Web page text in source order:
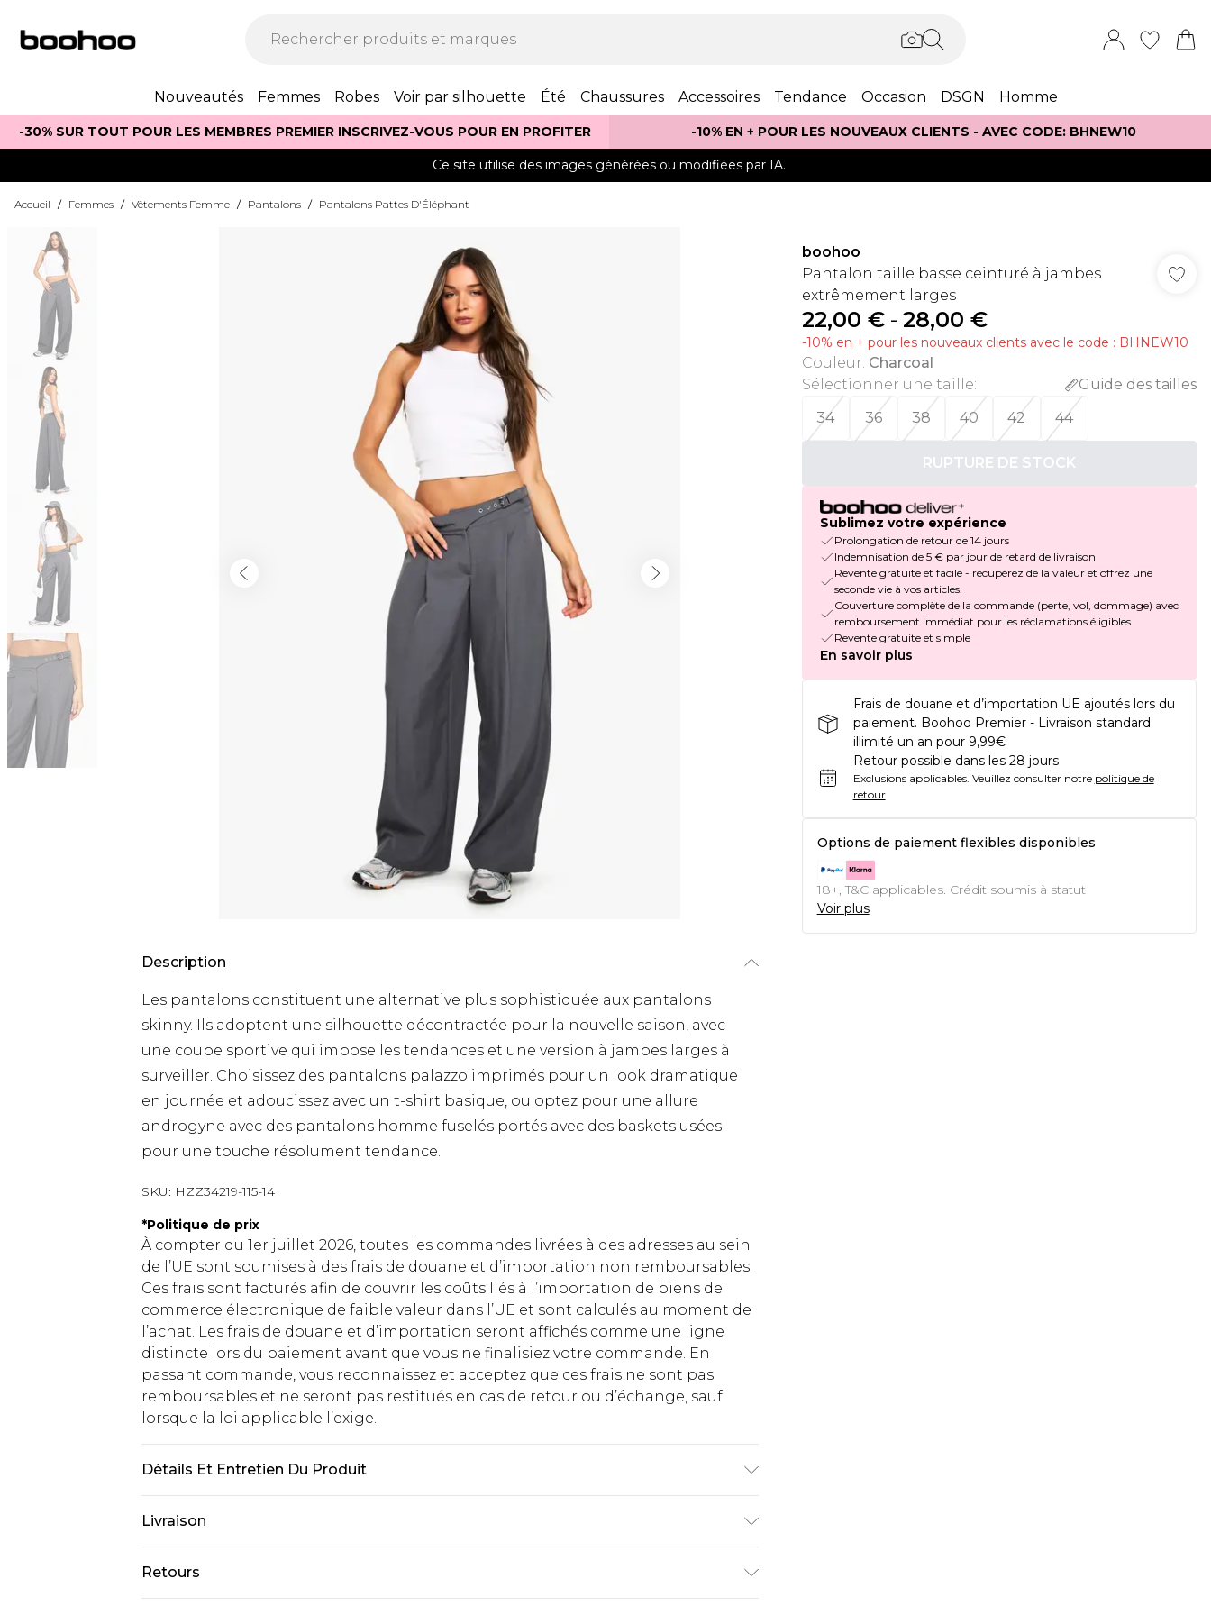
Nouveautés Femmes Robes Voir par silhouette Été Chaussures Accessoires Tendance Occasion DSGN Homme
-30% SUR TOUT POUR LES MEMBRES PREMIER INSCRIVEZ-VOUS POUR EN PROFITER -10% EN + POUR LES NOUVEAUX CLIENTS - AVEC CODE: BHNEW10
Ce site utilise des images générées ou modifiées par IA.
Accueil / Femmes / Vêtements Femme / Pantalons / Pantalons Pattes D'Éléphant
Description
Les pantalons constituent une alternative plus sophistiquée aux pantalons
skinny. Ils adoptent une silhouette décontractée pour la nouvelle saison, avec
une coupe sportive qui impose les tendances et une version à jambes larges à
surveiller. Choisissez des pantalons palazzo imprimés pour un look dramatique
en journée et adoucissez avec un t-shirt basique, ou optez pour une allure
androgyne avec des pantalons homme fuselés portés avec des baskets usées
pour une touche résolument tendance.
SKU: HZZ34219-115-14
*Politique de prix
À compter du 1er juillet 2026, toutes les commandes livrées à des adresses au sein
de l’UE sont soumises à des frais de douane et d’importation non remboursables.
Ces frais sont facturés afin de couvrir les coûts liés à l’importation de biens de
commerce électronique de faible valeur dans l’UE et sont calculés au moment de
l’achat. Les frais de douane et d’importation seront affichés comme une ligne
distincte lors du paiement avant que vous ne finalisiez votre commande. En
passant commande, vous reconnaissez et acceptez que ces frais ne sont pas
remboursables et ne seront pas restitués en cas de retour ou d’échange, sauf
lorsque la loi applicable l’exige.
Détails Et Entretien Du Produit
Livraison
Livraison standard France
€2.99
Retours
boohoo
Pantalon taille basse ceinturé à jambes
extrêmement larges
22,00 €- 28,00 €
-10% en + pour les nouveaux clients avec le code : BHNEW10
Couleur: Charcoal
Sélectionner une taille:
Guide des tailles
34
36 38 40 42 44
RUPTURE DE STOCK
Sublimez votre expérience
Prolongation de retour de 14 jours
Indemnisation de 5 € par jour de retard de livraison
Revente gratuite et facile - récupérez de la valeur et offrez une
seconde vie à vos articles.
Couverture complète de la commande (perte, vol, dommage) avec
remboursement immédiat pour les réclamations éligibles
Revente gratuite et simple
En savoir plus
Frais de douane et d’importation UE ajoutés lors du
paiement. Boohoo Premier - Livraison standard
illimité un an pour 9,99€
Retour possible dans les 28 jours
Exclusions applicables. Veuillez consulter notre politique de
retour
Options de paiement flexibles disponibles
18+, T&C applicables. Crédit soumis à statut
Voir plus